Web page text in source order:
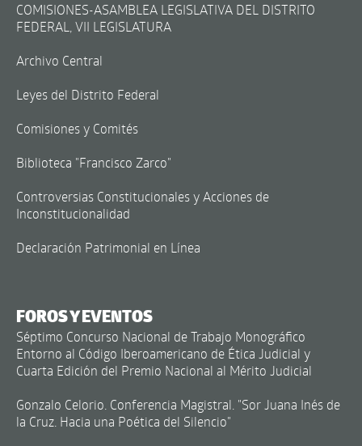
COMISIONES-ASAMBLEA LEGISLATIVA DEL DISTRITO
FEDERAL, VII LEGISLATURA
Archivo Central
Leyes del Distrito Federal
Comisiones y Comités
Biblioteca "Francisco Zarco"
Controversias Constitucionales y Acciones de
Inconstitucionalidad
Declaración Patrimonial en Línea
FOROS Y EVENTOS
Séptimo Concurso Nacional de Trabajo Monográfico
Entorno al Código Iberoamericano de Ética Judicial y
Cuarta Edición del Premio Nacional al Mérito Judicial
Gonzalo Celorio. Conferencia Magistral. "Sor Juana Inés de
la Cruz. Hacia una Poética del Silencio"